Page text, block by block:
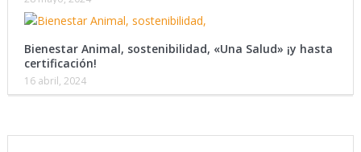
Bienestar Animal, sostenibilidad, «Una Salud» ¡y hasta
certificación!
16 abril, 2024